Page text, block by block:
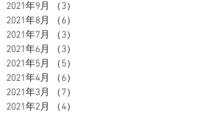
2021年9月
（3）
2021年8月
（6）
2021年7月
（3）
2021年6月
（3）
2021年5月
（5）
2021年4月
（6）
2021年3月
（7）
2021年2月
（4）